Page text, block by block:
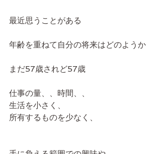
最近思うことがある
年齢を重ねて自分の将来はどのようか
まだ57歳されど57歳
仕事の量、、時間、、
生活を小さく、
所有するものを少なく、